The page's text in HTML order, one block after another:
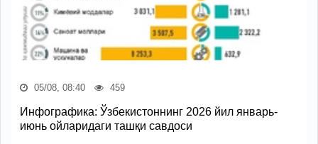
05/08, 08:40 459
Инфографика: Ўзбекистоннинг 2026 йил январь-
июнь ойларидаги ташқи савдоси